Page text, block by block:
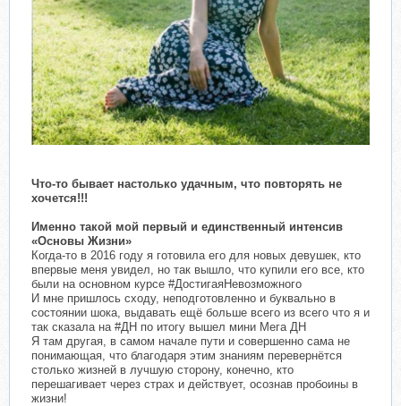
Что-то бывает настолько удачным, что повторять не
хочется!!!
Именно такой мой первый и единственный интенсив
«Основы Жизни»
Когда-то в 2016 году я готовила его для новых девушек, кто
впервые меня увидел, но так вышло, что купили его все, кто
были на основном курсе #ДостигаяНевозможного
И мне пришлось сходу, неподготовленно и буквально в
состоянии шока, выдавать ещё больше всего из всего что я и
так сказала на #ДН по итогу вышел мини Мега ДН
Я там другая, в самом начале пути и совершенно сама не
понимающая, что благодаря этим знаниям перевернётся
столько жизней в лучшую сторону, конечно, кто
перешагивает через страх и действует, осознав пробоины в
жизни!